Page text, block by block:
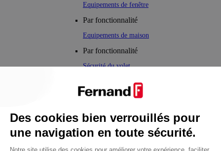
Equipements de fenêtre
Par fonctionnalité
Equipements de maison
Par fonctionnalité
Sécurité du volet
Par fonctionnalité
Cendrier
Par fonctionnalité
Equipements de porte
Des cookies bien verrouillés pour
une navigation en toute sécurité.
Notre site utilise des cookies pour améliorer votre expérience, faciliter